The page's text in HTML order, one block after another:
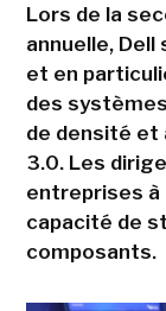
Lors de la
annuelle,
et en
des
de densité et
3.0. Les
entreprises à
capacité de
composants.